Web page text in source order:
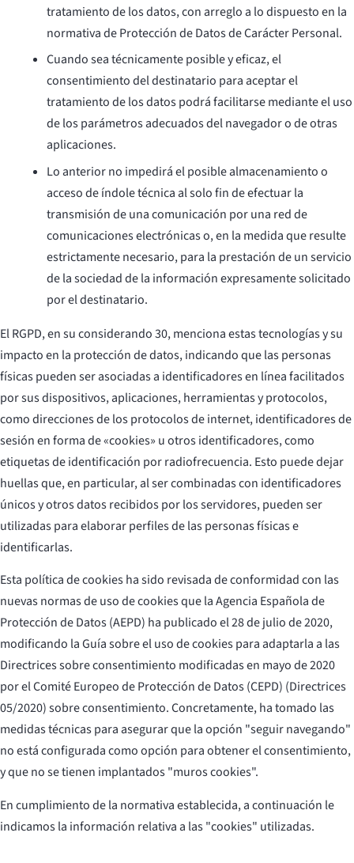
tratamiento de los datos, con arreglo a lo dispuesto en la
normativa de Protección de Datos de Carácter Personal.
Cuando sea técnicamente posible y eficaz, el
consentimiento del destinatario para aceptar el
tratamiento de los datos podrá facilitarse mediante el uso
de los parámetros adecuados del navegador o de otras
aplicaciones.
Lo anterior no impedirá el posible almacenamiento o
acceso de índole técnica al solo fin de efectuar la
transmisión de una comunicación por una red de
comunicaciones electrónicas o, en la medida que resulte
estrictamente necesario, para la prestación de un servicio
de la sociedad de la información expresamente solicitado
por el destinatario.
El RGPD, en su considerando 30, menciona estas tecnologías y su
impacto en la protección de datos, indicando que las personas
físicas pueden ser asociadas a identificadores en línea facilitados
por sus dispositivos, aplicaciones, herramientas y protocolos,
como direcciones de los protocolos de internet, identificadores de
sesión en forma de «cookies» u otros identificadores, como
etiquetas de identificación por radiofrecuencia. Esto puede dejar
huellas que, en particular, al ser combinadas con identificadores
únicos y otros datos recibidos por los servidores, pueden ser
utilizadas para elaborar perfiles de las personas físicas e
identificarlas.
Esta política de cookies ha sido revisada de conformidad con las
nuevas normas de uso de cookies que la Agencia Española de
Protección de Datos (AEPD) ha publicado el 28 de julio de 2020,
modificando la Guía sobre el uso de cookies para adaptarla a las
Directrices sobre consentimiento modificadas en mayo de 2020
por el Comité Europeo de Protección de Datos (CEPD) (Directrices
05/2020) sobre consentimiento. Concretamente, ha tomado las
medidas técnicas para asegurar que la opción "seguir navegando"
no está configurada como opción para obtener el consentimiento,
y que no se tienen implantados "muros cookies".
En cumplimiento de la normativa establecida, a continuación le
indicamos la información relativa a las "cookies" utilizadas.